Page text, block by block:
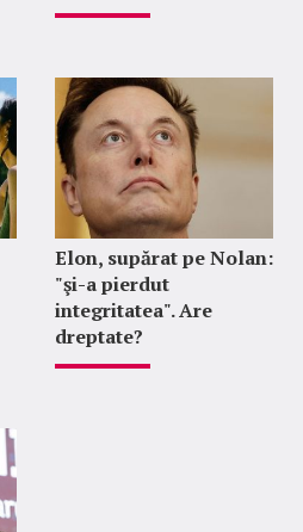
Elon, supărat pe Nolan:
"şi-a pierdut
integritatea". Are
dreptate?